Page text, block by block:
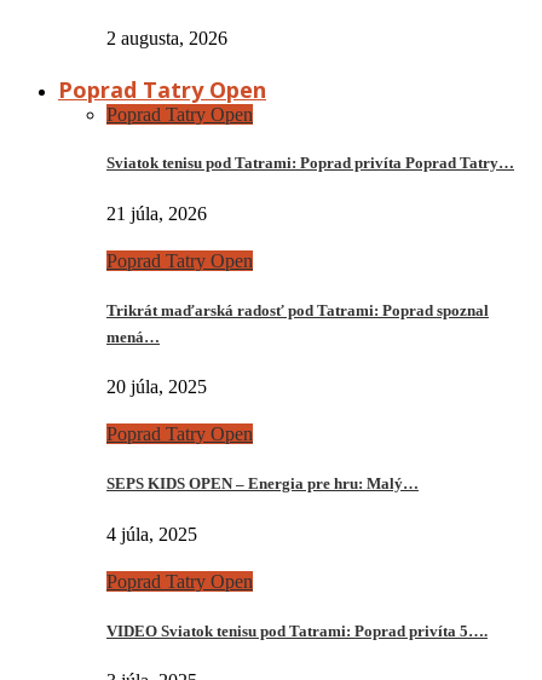
2 augusta, 2026
Poprad Tatry Open
Poprad Tatry Open
Sviatok tenisu pod Tatrami: Poprad privíta Poprad Tatry…
21 júla, 2026
Poprad Tatry Open
Trikrát maďarská radosť pod Tatrami: Poprad spoznal
mená…
20 júla, 2025
Poprad Tatry Open
SEPS KIDS OPEN – Energia pre hru: Malý…
4 júla, 2025
Poprad Tatry Open
VIDEO Sviatok tenisu pod Tatrami: Poprad privíta 5….